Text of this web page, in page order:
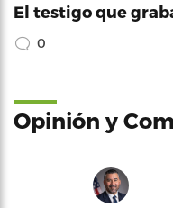
El testigo que
0
Opinión y